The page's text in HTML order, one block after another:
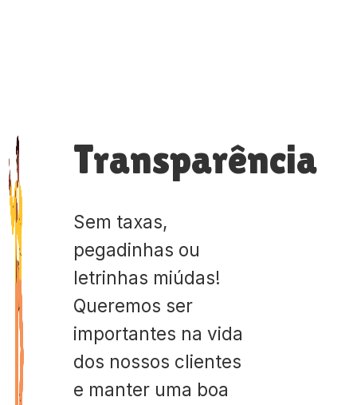
Transparência
Sem taxas,
pegadinhas ou
letrinhas miúdas!
Queremos ser
importantes na vida
dos nossos clientes
e manter uma boa